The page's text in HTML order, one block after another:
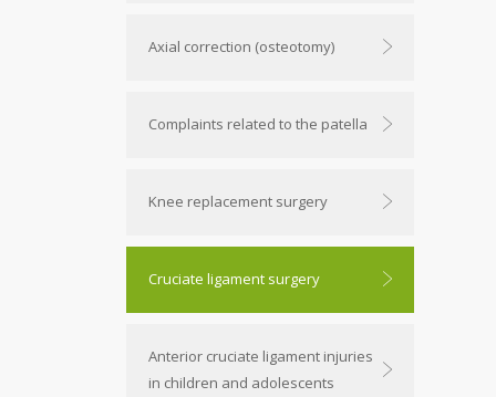
Axial correction (osteotomy)
Complaints related to the patella
Knee replacement surgery
Cruciate ligament surgery
Anterior cruciate ligament injuries
in children and adolescents